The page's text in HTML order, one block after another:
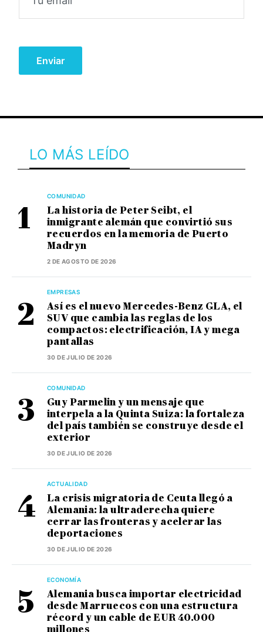
LO MÁS LEÍDO
COMUNIDAD
La historia de Peter Seibt, el
inmigrante alemán que convirtió sus
recuerdos en la memoria de Puerto
Madryn
2 DE AGOSTO DE 2026
EMPRESAS
Así es el nuevo Mercedes-Benz GLA, el
SUV que cambia las reglas de los
compactos: electrificación, IA y mega
pantallas
30 DE JULIO DE 2026
COMUNIDAD
Guy Parmelin y un mensaje que
interpela a la Quinta Suiza: la fortaleza
del país también se construye desde el
exterior
30 DE JULIO DE 2026
ACTUALIDAD
La crisis migratoria de Ceuta llegó a
Alemania: la ultraderecha quiere
cerrar las fronteras y acelerar las
deportaciones
30 DE JULIO DE 2026
ECONOMÍA
Alemania busca importar electricidad
desde Marruecos con una estructura
récord y un cable de EUR 40.000
millones